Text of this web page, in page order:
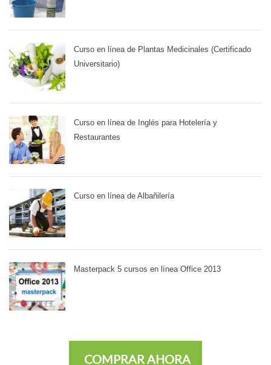
Curso en línea de Plantas Medicinales (Certificado
Universitario)
Curso en línea de Inglés para Hotelería y
Restaurantes
Curso en línea de Albañilería
Masterpack 5 cursos en línea Office 2013
COMPRAR AHORA